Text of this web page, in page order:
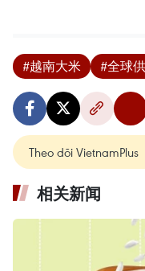
#越南大米 #全球
Theo dõi VietnamPlus
相关新闻